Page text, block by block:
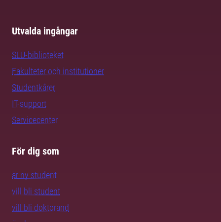
Utvalda ingångar
SLU-biblioteket
Fakulteter och institutioner
Studentkårer
IT-support
Servicecenter
För dig som
är ny student
vill bli student
vill bli doktorand